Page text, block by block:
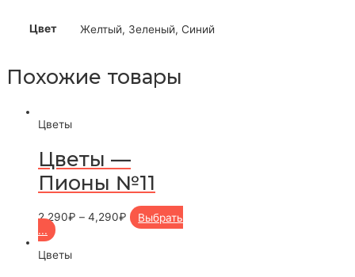
Цвет Желтый, Зеленый, Синий
Похожие товары
Цветы
Цветы —
Пионы №11
2,290₽ – 4,290₽
Выбрать
...
Цветы